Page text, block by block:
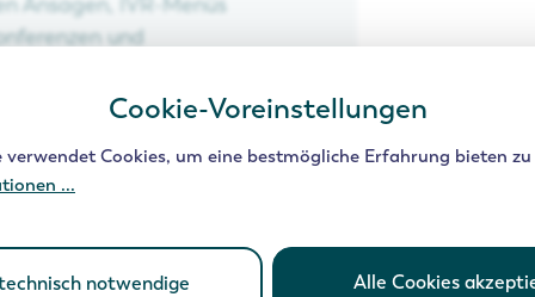
und
dich professionell und
ideal?
Standorten
Cookie-Voreinstellungen
verwendet Cookies, um eine bestmögliche Erfahrung bieten
...
notwendige Alle Cookies